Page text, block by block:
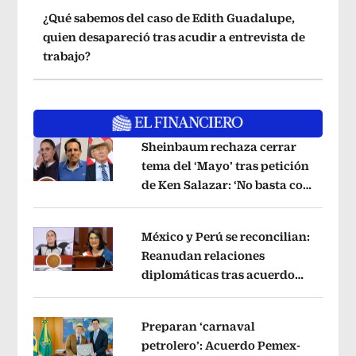
¿Qué sabemos del caso de Edith Guadalupe,
quien desapareció tras acudir a entrevista de
trabajo?
Opens in new window
Sheinbaum rechaza cerrar
tema del ‘Mayo’ tras petición
de Ken Salazar: ‘No basta con
Opens in new window
México y Perú se reconcilian:
Reanudan relaciones
diplomáticas tras acuerdo
Preparan ‘carnaval
petrolero’: Acuerdo Pemex-